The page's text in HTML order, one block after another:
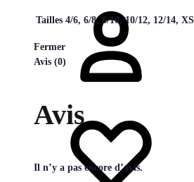
Tailles 4/6, 6/8, 8/10, 10/12, 12/14,
Fermer
Avis (0)
Avis
Il n’y a pas encore d’avis.